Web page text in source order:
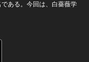
ある。今回は、白薔薇学